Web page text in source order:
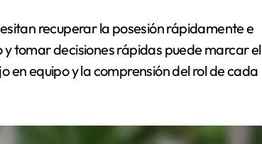
recuperar la posesión rápidamente e
tomar decisiones rápidas puede marcar el
en equipo y la comprensión del rol de cada